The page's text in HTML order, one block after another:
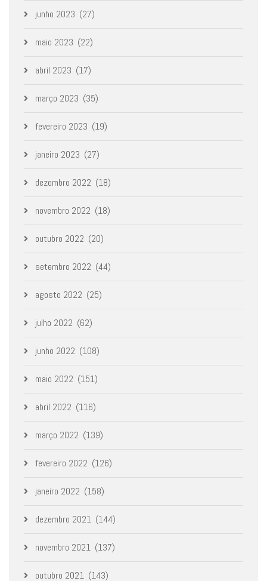
junho 2023 (27)
maio 2023 (22)
abril 2023 (17)
março 2023 (35)
fevereiro 2023 (19)
janeiro 2023 (27)
dezembro 2022 (18)
novembro 2022 (18)
outubro 2022 (20)
setembro 2022 (44)
agosto 2022 (25)
julho 2022 (62)
junho 2022 (108)
maio 2022 (151)
abril 2022 (116)
março 2022 (139)
fevereiro 2022 (126)
janeiro 2022 (158)
dezembro 2021 (144)
novembro 2021 (137)
outubro 2021 (143)